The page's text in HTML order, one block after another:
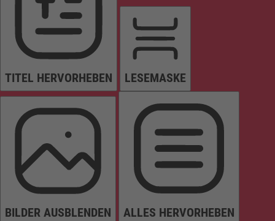
TITEL HERVORHEBEN LESEMASKE
BILDER AUSBLENDEN ALLES HERVORHEBEN